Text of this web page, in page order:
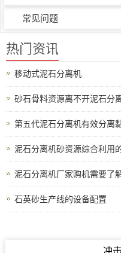
常见问题
热门资讯
移动式泥石分离机
砂石骨料资源离不开泥石分
第五代泥石分离机有效分离
泥石分离机砂资源综合利用
泥石分离机厂家购机需要了
石英砂生产线的设备配置
冲